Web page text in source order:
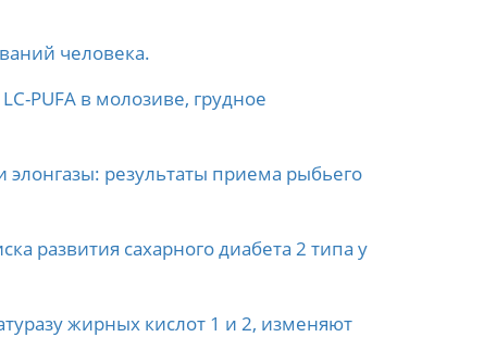
человека.
PUFA в молозиве, грудное
элонгазы: результаты приема рыбьего
развития сахарного диабета 2 типа у
жирных кислот 1 и 2, изменяют